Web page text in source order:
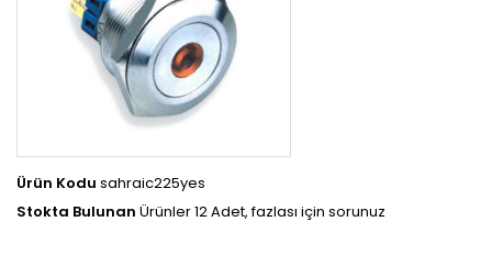
Ürün Kodu sahraic225yes
Stokta Bulunan Ürünler 12 Adet, fazlası için sorunuz